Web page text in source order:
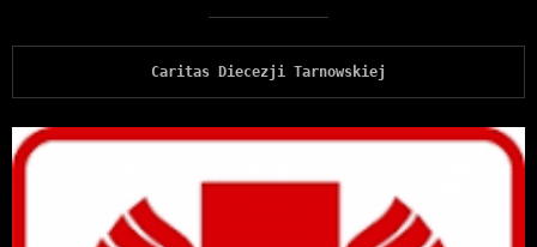
Caritas Diecezji Tarnowskiej